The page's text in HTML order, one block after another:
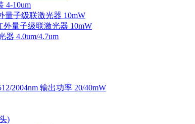
4-10um
量子级联激光器 10mW
外量子级联激光器 10mW
器 4.0um/4.7um
2004nm 输出功率 20/40mW
)